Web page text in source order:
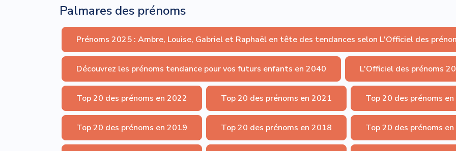
Palmares des prénoms
Prénoms 2025 : Ambre, Louise, Gabriel et Raphaël en tête des tendances selon L'Officiel des
Découvrez les prénoms tendance pour vos futurs enfants en 2040 L'Officiel des prénoms
Top 20 des prénoms en 2022 Top 20 des prénoms en 2021 Top 20 des prénoms
Top 20 des prénoms en 2019 Top 20 des prénoms en 2018 Top 20 des prénoms